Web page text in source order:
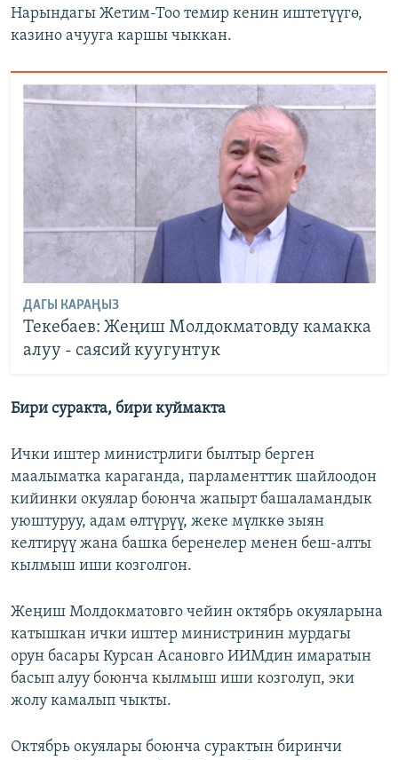
Нарындагы Жетим-Тоо темир кенин иштетүүгө,
казино ачууга каршы чыккан.
ДАГЫ КАРАҢЫЗ
Текебаев: Жеңиш Молдокматовду камакка
алуу - саясий куугунтук
Бири суракта, бири куймакта
Ички иштер министрлиги былтыр берген
маалыматка караганда, парламенттик шайлоодон
кийинки окуялар боюнча жапырт башаламандык
уюштуруу, адам өлтүрүү, жеке мүлккө зыян
келтирүү жана башка беренелер менен беш-алты
кылмыш иши козголгон.
Жеңиш Молдокматовго чейин октябрь окуяларына
катышкан ички иштер министринин мурдагы
орун басары Курсан Асановго ИИМдин имаратын
басып алуу боюнча кылмыш иши козголуп, эки
жолу камалып чыкты.
Октябрь окуялары боюнча сурактын биринчи